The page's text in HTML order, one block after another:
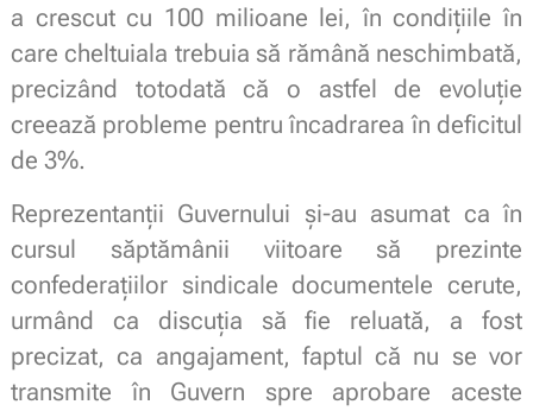
a crescut cu 100 milioane lei, în condițiile în
care cheltuiala trebuia să rămână neschimbată,
precizând totodată că o astfel de evoluție
creează probleme pentru încadrarea în deficitul
de 3%.
Reprezentanții Guvernului și-au asumat ca în
cursul săptămânii viitoare să prezinte
confederațiilor sindicale documentele cerute,
urmând ca discuția să fie reluată, a fost
precizat, ca angajament, faptul că nu se vor
transmite în Guvern spre aprobare aceste